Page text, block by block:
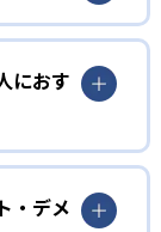
人ひとりの学
度を上げてい
におす
向け
・デメ